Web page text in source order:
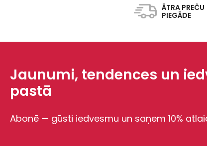
ĀTRA PREČU
PIEGĀDE
Jaunumi, tendences un
pastā
Abonē — gūsti iedvesmu un saņem 10%